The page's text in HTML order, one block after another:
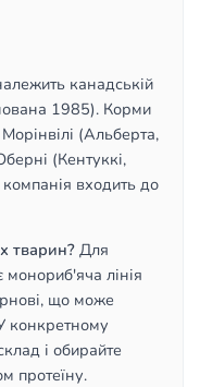
канадській
1985). Корми
(Альберта,
(Кентуккі,
входить до
тварин? Для
монориб'яча лінія
що може
конкретному
і обирайте
протеїну.